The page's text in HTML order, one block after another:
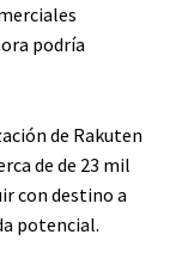
podría
de Rakuten
de de 23 mil
con destino a
potencial.